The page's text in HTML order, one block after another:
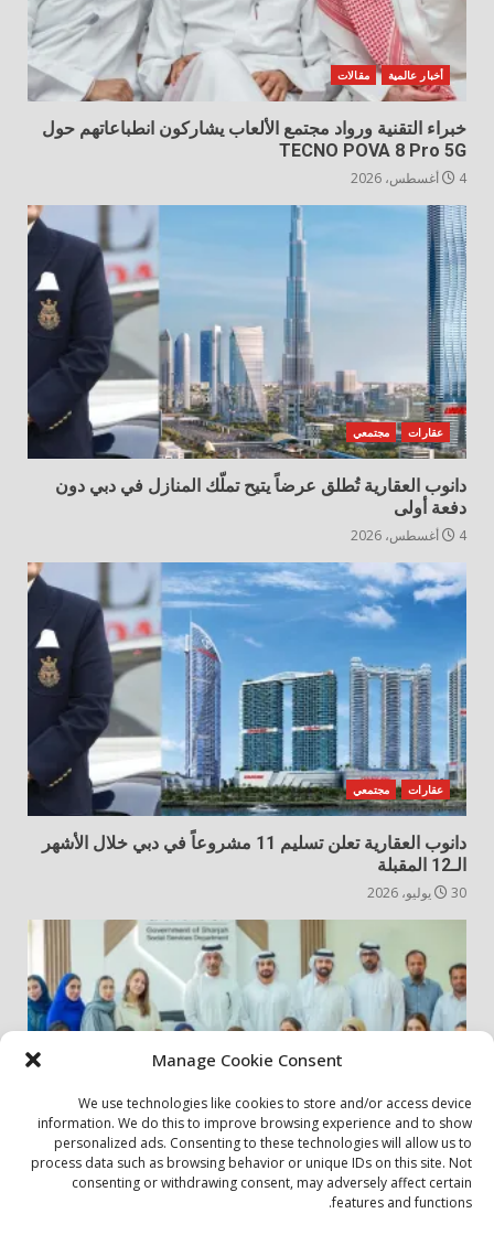
Manage Cookie Consent
We use technologies like cookies to store and/or access device
information. We do this to improve browsing experience and to show
personalized ads. Consenting to these technologies will allow us to
process data such as browsing behavior or unique IDs on this site. Not
consenting or withdrawing consent, may adversely affect certain
features and functions.
أخبار عالمية مقالات
خبراء التقنية ورواد مجتمع الألعاب يشاركون انطباعاتهم حول
TECNO POVA 8 Pro 5G
4 أغسطس، 2026
عقارات مجتمعي
دانوب العقارية تُطلق عرضاً يتيح تملّك المنازل في دبي دون
دفعة أولى
4 أغسطس، 2026
عقارات مجتمعي
دانوب العقارية تعلن تسليم 11 مشروعاً في دبي خلال الأشهر
الـ12 المقبلة
30 يوليو، 2026
أخبار المجتمع مجتمعي
الشارقة لإدارة الأصول تنظم زيارة إلى دار رعاية المسنين